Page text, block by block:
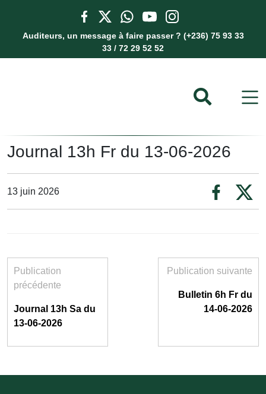
Auditeurs, un message à faire passer ? (+236) 75 93 33
33 / 72 29 52 52
Journal 13h Fr du 13-06-2026
13 juin 2026
Publication
précédente
Journal 13h Sa du
13-06-2026
Publication suivante
Bulletin 6h Fr du
14-06-2026